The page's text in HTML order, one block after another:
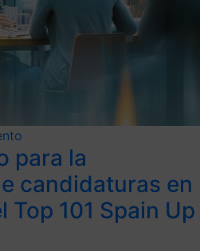
para la
candidaturas en
Top 101 Spain Up